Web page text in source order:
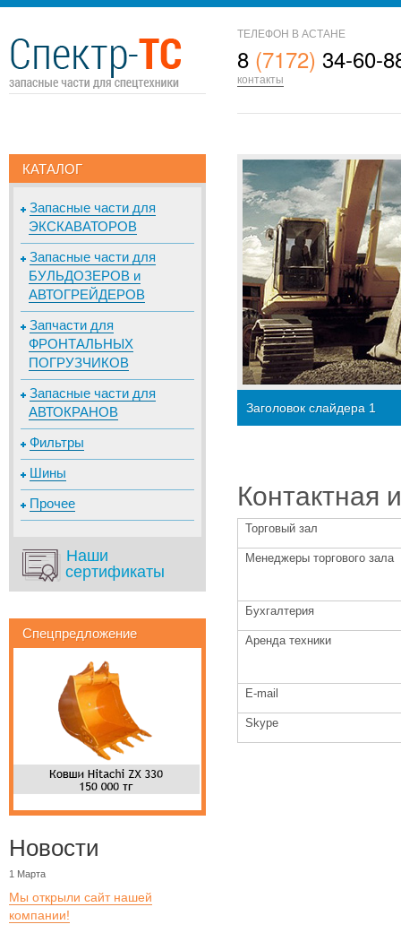
ТЕЛЕФОН В АСТАНЕ
8 (7172) 34-60-
контакты
КАТАЛОГ
Запасные части для
ЭКСКАВАТОРОВ
Запасные части для
БУЛЬДОЗЕРОВ и
АВТОГРЕЙДЕРОВ
Запчасти для
ФРОНТАЛЬНЫХ
ПОГРУЗЧИКОВ
Запасные части для
АВТОКРАНОВ
Фильтры
Шины
Прочее
Наши
сертификаты
Спецпредложение
Новости
1 Марта
Мы открыли сайт нашей
компании!
Заголовок слайдера 1
Контактная
Торговый зал
Менеджеры торгового
Бухгалтерия
Аренда техники
E-mail
Skype